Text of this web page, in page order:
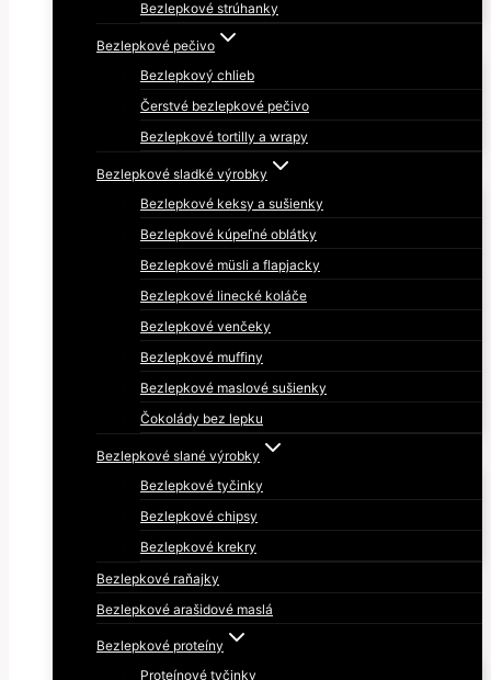
Bezlepkové strúhanky
Bezlepkové pečivo
Bezlepkový chlieb
Čerstvé bezlepkové pečivo
Bezlepkové tortilly a wrapy
Bezlepkové sladké výrobky
Bezlepkové keksy a sušienky
Bezlepkové kúpeľné oblátky
Bezlepkové müsli a flapjacky
Bezlepkové linecké koláče
Bezlepkové venčeky
Bezlepkové muffiny
Bezlepkové maslové sušienky
Čokolády bez lepku
Bezlepkové slané výrobky
Bezlepkové tyčinky
Bezlepkové chipsy
Bezlepkové krekry
Bezlepkové raňajky
Bezlepkové arašidové maslá
Bezlepkové proteíny
Proteínové tyčinky